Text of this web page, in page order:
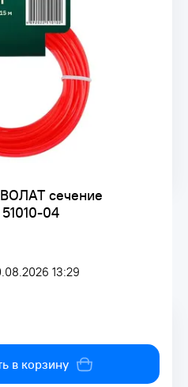
сечение
04
13:29
в корзину